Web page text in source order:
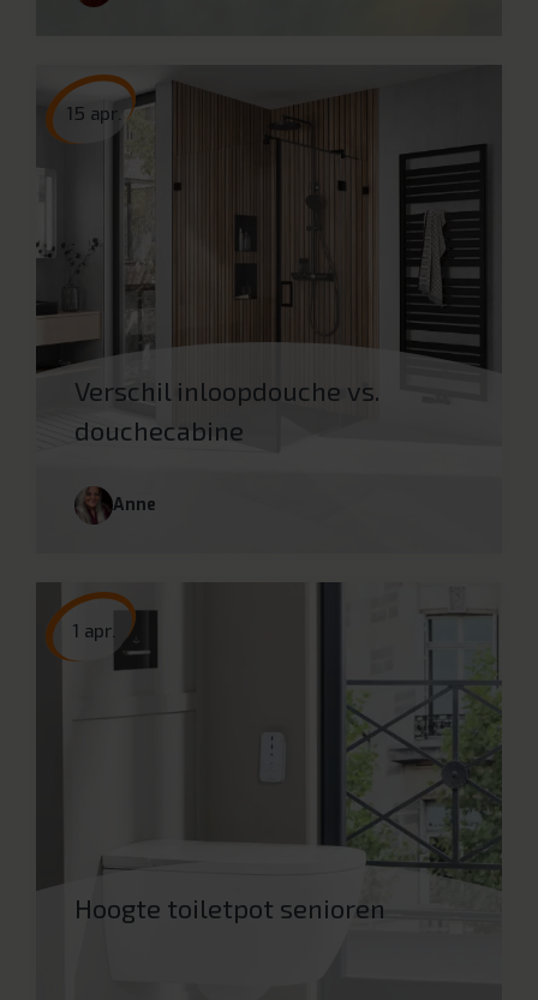
15 apr.
Verschil inloopdouche vs.
douchecabine
Anne
1 apr.
Hoogte toiletpot senioren